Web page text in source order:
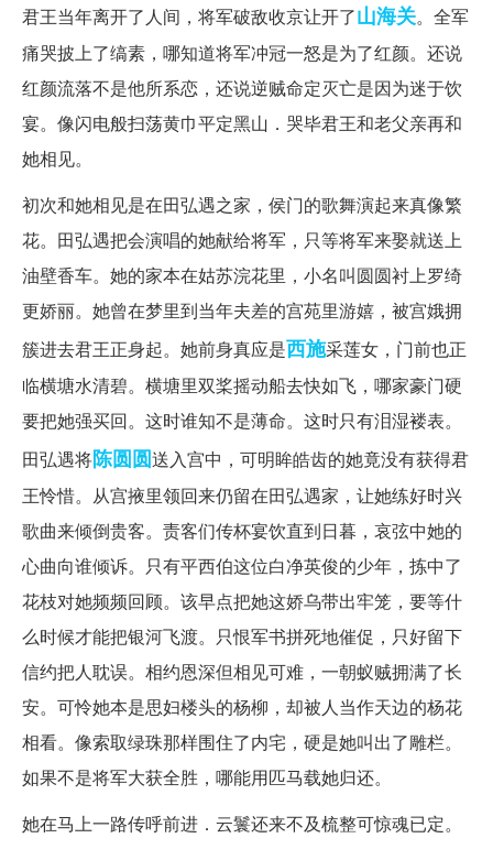
君王当年离开了人间，将军破敌收京让开了山海关。全军
痛哭披上了缟素，哪知道将军冲冠一怒是为了红颜。还说
红颜流落不是他所系恋，还说逆贼命定灭亡是因为迷于饮
宴。像闪电般扫荡黄巾平定黑山．哭毕君王和老父亲再和
她相见。
初次和她相见是在田弘遇之家，侯门的歌舞演起来真像繁
花。田弘遇把会演唱的她献给将军，只等将军来娶就送上
油壁香车。她的家本在姑苏浣花里，小名叫圆圆衬上罗绮
更娇丽。她曾在梦里到当年夫差的宫苑里游嬉，被宫娥拥
簇进去君王正身起。她前身真应是西施采莲女，门前也正
临横塘水清碧。横塘里双桨摇动船去快如飞，哪家豪门硬
要把她强买回。这时谁知不是薄命。这时只有泪湿褛表。
田弘遇将陈圆圆送入宫中，可明眸皓齿的她竟没有获得君
王怜惜。从宫掖里领回来仍留在田弘遇家，让她练好时兴
歌曲来倾倒贵客。责客们传杯宴饮直到日暮，哀弦中她的
心曲向谁倾诉。只有平西伯这位白净英俊的少年，拣中了
花枝对她频频回顾。该早点把她这娇乌带出牢笼，要等什
么时候才能把银河飞渡。只恨军书拼死地催促，只好留下
信约把人耽误。相约恩深但相见可难，一朝蚁贼拥满了长
安。可怜她本是思妇楼头的杨柳，却被人当作天边的杨花
相看。像索取绿珠那样围住了内宅，硬是她叫出了雕栏。
如果不是将军大获全胜，哪能用匹马载她归还。
她在马上一路传呼前进．云鬟还来不及梳整可惊魂已定。